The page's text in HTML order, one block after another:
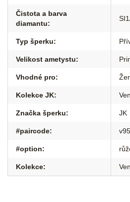
Čistota a barva
diamantu:
Typ šperku:
Velikost ametystu:
Vhodné pro:
Kolekce JK:
Značka šperku: JK
#paircode:
#option:
Kolekce: